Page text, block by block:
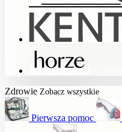
Zdrowie Zobacz wszystkie
Pierwsza pomoc